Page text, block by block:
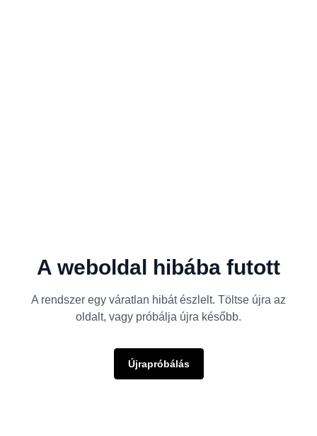
A weboldal hibába futott
A rendszer egy váratlan hibát észlelt. Töltse újra az
oldalt, vagy próbálja újra később.
Újrapróbálás